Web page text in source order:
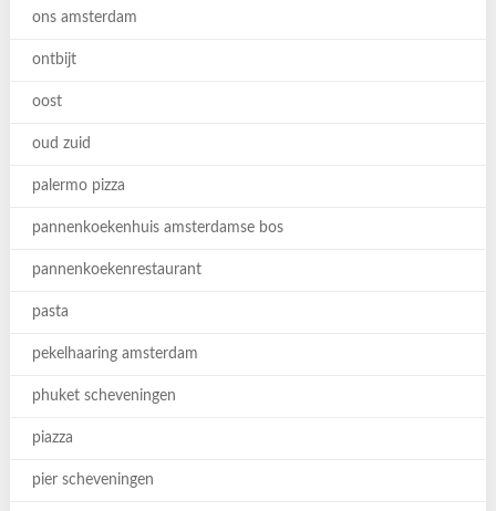
ons amsterdam
ontbijt
oost
oud zuid
palermo pizza
pannenkoekenhuis amsterdamse bos
pannenkoekenrestaurant
pasta
pekelhaaring amsterdam
phuket scheveningen
piazza
pier scheveningen